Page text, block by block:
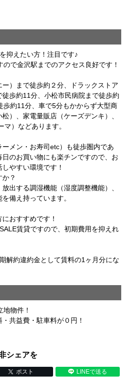
抑えたい方！注目です♪
で金沢駅までのアクセス良好です！
）まで徒歩約２分、ドラックストア
歩約11分、小松市民病院まで徒歩約
歩約11分、車で5分もかからず大型商
）、家電量販店（ケーズデンキ）、
）などあります。
メン・お寿司etc）も徒歩圏内であ
のお買い物にも楽チンですので、お
やすい環境です！
すか？
出する調湿機能（湿度調整機能）、
備え持っています。
おすすめです！
賃貸ですので、初期費用を抑えれ
解約違約金として賃料の1ヶ月分にな
物件！
共益費・駐車料が０円！
シェアを
ポスト LINEで送る